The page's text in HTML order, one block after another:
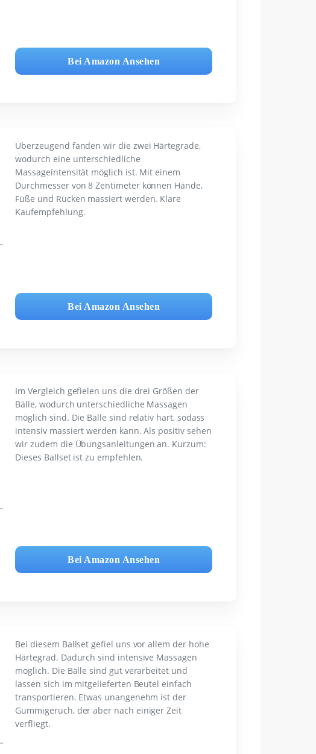
Bei Amazon Ansehen
Überzeugend fanden wir die zwei Härtegrade,
wodurch eine unterschiedliche
Massageintensität möglich ist. Mit einem
Durchmesser von 8 Zentimeter können Hände,
Füße und Rücken massiert werden. Klare
Kaufempfehlung.
Bei Amazon Ansehen
Im Vergleich gefielen uns die drei Größen der
Bälle, wodurch unterschiedliche Massagen
möglich sind. Die Bälle sind relativ hart, sodass
intensiv massiert werden kann. Als positiv sehen
wir zudem die Übungsanleitungen an. Kurzum:
Dieses Ballset ist zu empfehlen.
Bei Amazon Ansehen
Bei diesem Ballset gefiel uns vor allem der hohe
Härtegrad. Dadurch sind intensive Massagen
möglich. Die Bälle sind gut verarbeitet und
lassen sich im mitgelieferten Beutel einfach
transportieren. Etwas unangenehm ist der
Gummigeruch, der aber nach einiger Zeit
verfliegt.